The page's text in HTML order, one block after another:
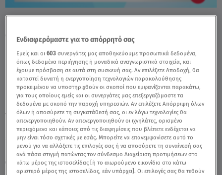
Παρασκευή 7 Αυγούστου 2026
10.06.26, 14:48 ΕΛΛΑΔΑ
Οδηγό - Video
TAGS: ΞΥΛΟΔΑΡΜΟΣ ΟΔΗΓΟΣ
Ενδιαφερόμαστε για το απόρρητό σας
Εμείς και οι603 συνεργάτες μας αποθηκεύουμε προσωπικά δεδομένα,
όπως δεδομένα περιήγησης ή μοναδικά αναγνωριστικά στοιχεία, και
έχουμε πρόσβαση σε αυτά στη συσκευή σας. Αν επιλέξετε Αποδοχή, θα
καταστεί δυνατή η ενεργοποίηση τεχνολογιών παρακολούθησης
προκειμένου να υποστηριχθούν οι σκοποί που εμφανίζονται παρακάτω,
για τους οποίους εμείς και οι συνεργάτες μας επεξεργαζόμαστε τα
δεδομένα με σκοπό την παροχή υπηρεσιών. Αν επιλέξετε Απόρριψη όλων
όλων ή αποσύρετε τη συγκατάθεσή σας, οι εν λόγω τεχνολογίες θα
απενεργοποιηθούν. Αν απενεργοποιηθούν οι ιχνηλάτες, ορισμένο
περιεχόμενο και κάποιες από τις διαφημίσεις που βλέπετε ενδέχεται να
μην είναι τόσο σχετικές με εσάς. Μπορείτε να επανεμφανίσετε αυτό το
μενού για να αλλάξετε τις επιλογές σας ή να αποσύρετε τη συναίνεσή σας
ανά πάσα στιγμή πατώντας τον σύνδεσμο Διαχείριση προτιμήσεων στο
κάτω μέρος της ιστοσελίδας [ή το αιωρούμενο εικονίδιο στο κάτω
αριστερό μέρος της ιστοσελίδας, εάν υπάρχει]. Οι επιλογές σας θα τεθούν